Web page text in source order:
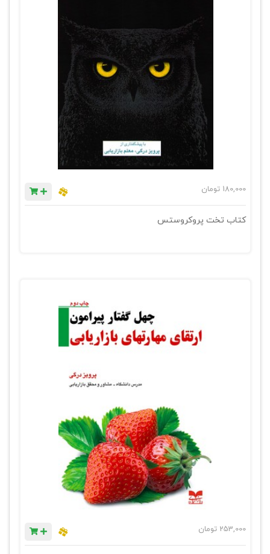
180,000 تومان
کتاب تخت پروکروستس
253,000 تومان